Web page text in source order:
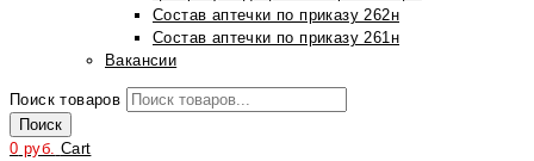
Состав аптечки по приказу 262н
Состав аптечки по приказу 261н
Вакансии
Поиск товаров
Поиск
0 руб. Cart